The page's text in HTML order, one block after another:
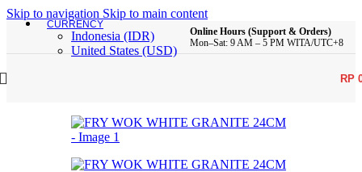
Skip to navigation Skip to main content
CURRENCY
Indonesia (IDR)
United States (USD)
Online Hours (Support & Orders)
Mon–Sat: 9 AM – 5 PM WITA/UTC+8
RP